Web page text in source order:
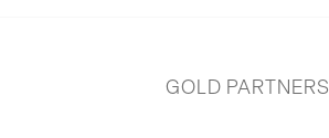
GOLD PARTNERS